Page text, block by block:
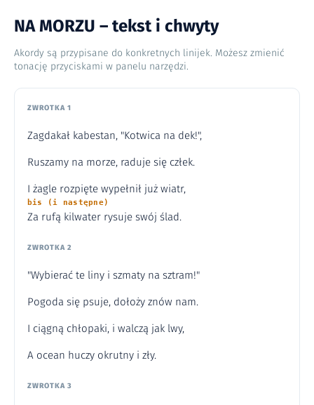
NA MORZU – tekst i chwyty
Akordy są przypisane do konkretnych linijek. Możesz zmienić
tonację przyciskami w panelu narzędzi.
ZWROTKA 1
Zagdakał kabestan, "Kotwica na dek!",
Ruszamy na morze, raduje się człek.
I żagle rozpięte wypełnił już wiatr,
bis (i następne)
Za rufą kilwater rysuje swój ślad.
ZWROTKA 2
"Wybierać te liny i szmaty na sztram!"
Pogoda się psuje, dołoży znów nam.
I ciągną chłopaki, i walczą jak lwy,
A ocean huczy okrutny i zły.
ZWROTKA 3